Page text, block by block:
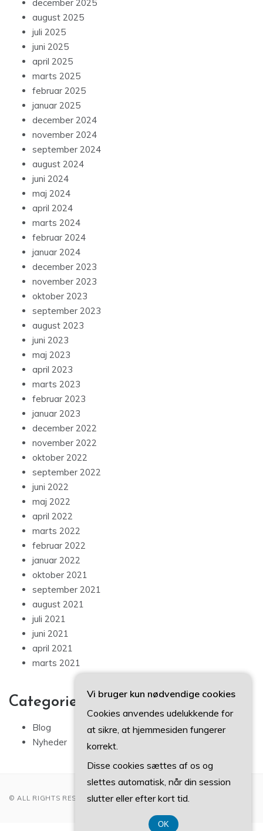
december 2025
august 2025
juli 2025
juni 2025
april 2025
marts 2025
februar 2025
januar 2025
december 2024
november 2024
september 2024
august 2024
juni 2024
maj 2024
april 2024
marts 2024
februar 2024
januar 2024
december 2023
november 2023
oktober 2023
september 2023
august 2023
juni 2023
maj 2023
april 2023
marts 2023
februar 2023
januar 2023
december 2022
november 2022
oktober 2022
september 2022
juni 2022
maj 2022
april 2022
marts 2022
februar 2022
januar 2022
oktober 2021
september 2021
august 2021
juli 2021
juni 2021
april 2021
marts 2021
Categories
Blog
Nyheder
© ALL RIGHTS RESERVED 2022
Vi bruger kun nødvendige cookies
Cookies anvendes udelukkende for
at sikre, at hjemmesiden fungerer
korrekt.
Disse cookies sættes af os og
slettes automatisk, når din session
slutter eller efter kort tid.
OK